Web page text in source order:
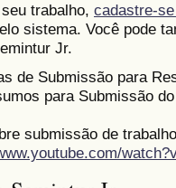
trabalho, cadastre-
sistema. Você pode
Jr.
de Submissão para
para Submissão
submissão de